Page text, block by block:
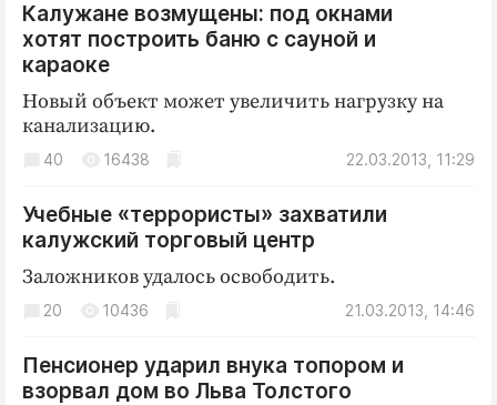
Погода
Праздники
Происшествия
Спорт
Экономика и бизнес
ПРОЕКТЫ
Блоги
Издания
Медиаперсона
Клиника года
Калужане возмущены: под окнами
хотят построить баню с сауной и
караоке
Новый объект может увеличить нагрузку на
канализацию.
22.03.2013, 11:29
40 16438
Учебные «террористы» захватили
калужский торговый центр
Заложников удалось освободить.
21.03.2013, 14:46
20 10436
Пенсионер ударил внука топором и
взорвал дом во Льва Толстого